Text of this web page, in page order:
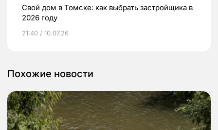
Свой дом в Томске: как выбрать застройщика в
2026 году
21:40 / 10.07.26
Похожие новости